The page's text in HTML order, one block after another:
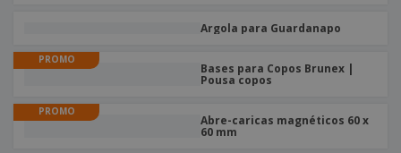
Argola para Guardanapo
PROMO
Bases para Copos Brunex |
Pousa copos
PROMO
Abre-caricas magnéticos 60 x
60 mm